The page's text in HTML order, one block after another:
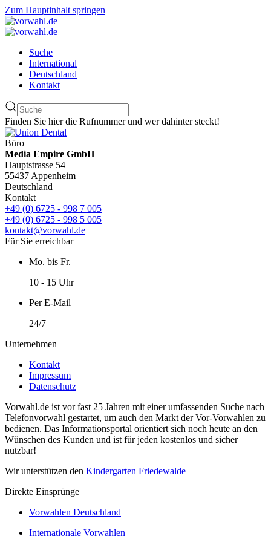
Zum Hauptinhalt springen
Suche
International
Deutschland
Kontakt
Finden Sie hier die Rufnummer und wer dahinter steckt!
Büro
Media Empire GmbH
Hauptstrasse 54
55437 Appenheim
Deutschland
Kontakt
+49 (0) 6725 - 998 7 005
+49 (0) 6725 - 998 5 005
kontakt@vorwahl.de
Für Sie erreichbar
Mo. bis Fr.
10 - 15 Uhr
Per E-Mail
24/7
Unternehmen
Kontakt
Impressum
Datenschutz
Vorwahl.de ist vor fast 25 Jahren mit einer umfassenden Suche nach
Telefonvorwahl gestartet, um auch den Markt der Vor-Vorwahlen zu
bedienen. Das Informationsportal orientiert sich noch heute an den
Wünschen des Kunden und ist für jeden kostenlos und sicher
nutzbar!
Wir unterstützen den Kindergarten Friedewalde
Direkte Einsprünge
Vorwahlen Deutschland
Internationale Vorwahlen